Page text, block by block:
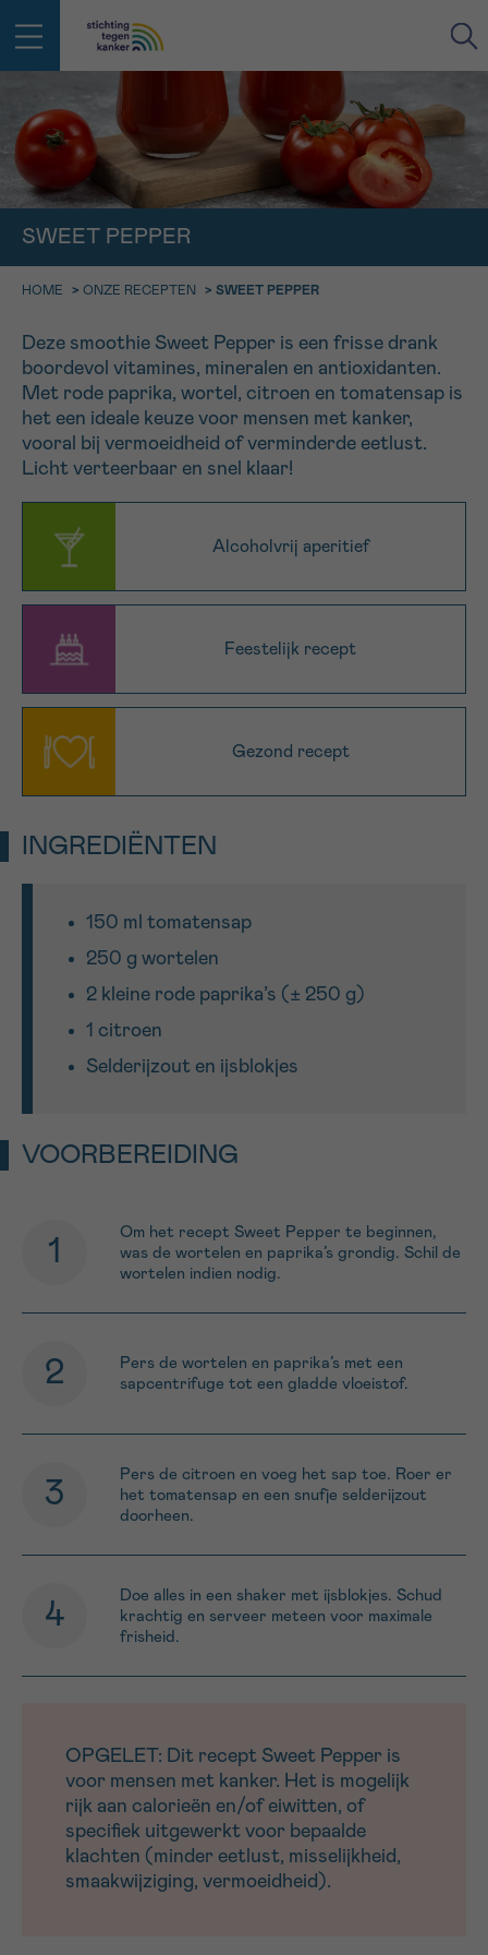
SWEET PEPPER
HOME > ONZE RECEPTEN > SWEET PEPPER
Deze smoothie Sweet Pepper is een frisse drank
boordevol vitamines, mineralen en antioxidanten.
Met rode paprika, wortel, citroen en tomatensap is
het een ideale keuze voor mensen met kanker,
vooral bij vermoeidheid of verminderde eetlust.
Licht verteerbaar en snel klaar!
Alcoholvrij aperitief
Feestelijk recept
Gezond recept
INGREDIËNTEN
150 ml tomatensap
250 g wortelen
2 kleine rode paprika’s (± 250 g)
1 citroen
Selderijzout en ijsblokjes
VOORBEREIDING
Om het recept Sweet Pepper te beginnen,
was de wortelen en paprika’s grondig. Schil de
wortelen indien nodig.
Pers de wortelen en paprika’s met een
sapcentrifuge tot een gladde vloeistof.
Pers de citroen en voeg het sap toe. Roer er
het tomatensap en een snufje selderijzout
doorheen.
Doe alles in een shaker met ijsblokjes. Schud
krachtig en serveer meteen voor maximale
frisheid.
OPGELET: Dit recept Sweet Pepper is
voor mensen met kanker. Het is mogelijk
rijk aan calorieën en/of eiwitten, of
specifiek uitgewerkt voor bepaalde
klachten (minder eetlust, misselijkheid,
smaakwijziging, vermoeidheid).
EMAIL
NAAM
VOORNAAM
IN DE STRIJD TEGEN KANKER STA
JE NIET ALLEEN
Via ons
contactformulier
Ik wil graag opgebeld worden
TERUG
NAAM
VOORNAAM
Ja, stuur mij de nieuwsbrief
*VERPLICHT VELD
Sturen
TERUG
Afspraak Vraag Gegevens
KIES DE TIJDSSPANNE VAN JE AFSPRAAK
9h-11h
13h-16h
Verder